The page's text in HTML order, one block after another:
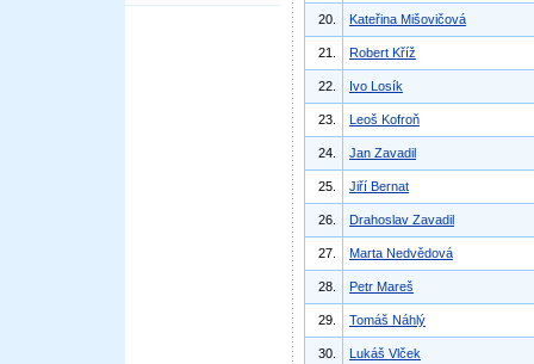
20. Kateřina Mišovičová
21. Robert Kříž
22. Ivo Losík
23. Leoš Kofroň
24. Jan Zavadil
25. Jiří Bernat
26. Drahoslav Zavadil
27. Marta Nedvědová
28. Petr Mareš
29. Tomáš Náhlý
30. Lukáš Vlček